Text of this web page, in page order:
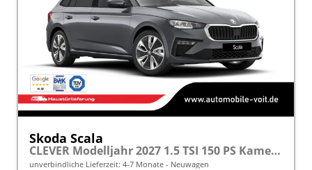
Skoda Scala
CLEVER Modelljahr 2027 1.5 TSI 150 PS Kamera frei konfigurierbar!
unverbindliche Lieferzeit: 4-7 Monate Neuwagen